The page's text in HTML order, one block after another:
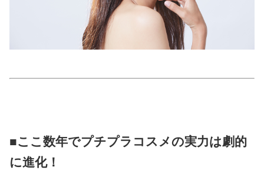
カルチャー/エンタメ
占い
■ここ数年でプチプラコスメの実力は劇的
に進化！